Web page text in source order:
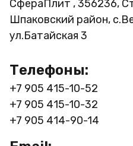
СфераПлит , 356236,
Шпаковский район,
ул.Батайская 3
Телефоны:
+7 905 415-10-52
+7 905 415-10-32
+7 905 414-90-14